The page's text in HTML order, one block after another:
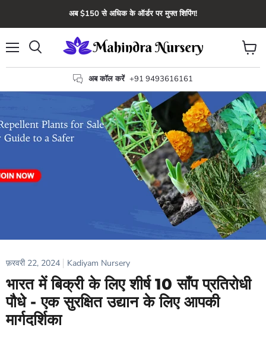
अब $150 से अधिक के ऑर्डर पर मुफ्त शिपिंग!
अब कॉल करें +91 9493616161
कार्ट
देंखे
फ़रवरी 22, 2024 Kadiyam Nursery
भारत में बिक्री के लिए शीर्ष 10 साँप प्रतिरोधी
पौधे - एक सुरक्षित उद्यान के लिए आपकी
मार्गदर्शिका